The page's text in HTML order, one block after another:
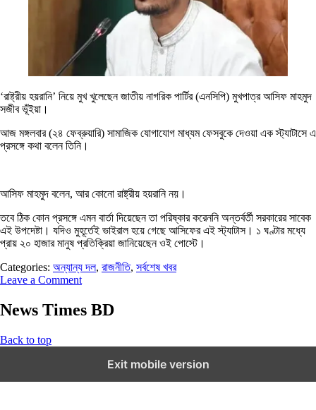
‘রাষ্ট্রীয় হয়রানি’ নিয়ে মুখ খুলেছেন জাতীয় নাগরিক পার্টির (এনসিপি) মুখপাত্র আসিফ মাহমুদ
সজীব ভূঁইয়া।
আজ মঙ্গলবার (২৪ ফেব্রুয়ারি) সামাজিক যোগাযোগ মাধ্যম ফেসবুকে দেওয়া এক স্ট্যাটাসে এ
প্রসঙ্গে কথা বলেন তিনি।
আসিফ মাহমুদ বলেন, আর কোনো রাষ্ট্রীয় হয়রানি নয়।
তবে ঠিক কোন প্রসঙ্গে এমন বার্তা দিয়েছেন তা পরিষ্কার করেননি অন্তর্বর্তী সরকারের সাবেক
এই উপদেষ্টা। যদিও মুহূর্তেই ভাইরাল হয়ে গেছে আসিফের এই স্ট্যাটাস। ১ ঘণ্টার মধ্যে
প্রায় ২০ হাজার মানুষ প্রতিক্রিয়া জানিয়েছেন ওই পোস্টে।
Categories: অন্যান্য দল, রাজনীতি, সর্বশেষ খবর
Leave a Comment
News Times BD
Back to top
Exit mobile version